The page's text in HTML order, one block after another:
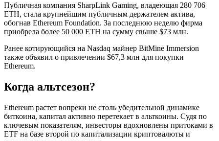
Публичная компания SharpLink Gaming, владеющая 280 706
ETH, стала крупнейшим публичным держателем актива,
обогнав Ethereum Foundation. За последнюю неделю фирма
приобрела более 50 000 ETH на сумму свыше $73 млн.
Ранее котирующийся на Nasdaq майнер BitMine Immersion
также объявил о привлечении $67,3 млн для покупки
Ethereum.
Когда альтсезон?
Ethereum растет вопреки не столь убедительной динамике
биткоина, капитал активно перетекает в альткоины. Судя по
ключевым показателям, инвесторы вдохновлены притоками в
ETF на базе второй по капитализации криптовалюты и